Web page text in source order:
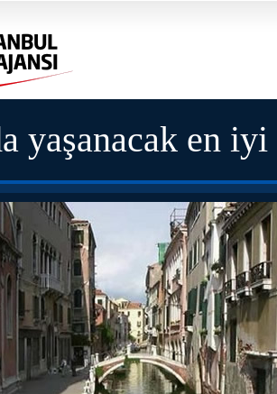
yaşanacak en